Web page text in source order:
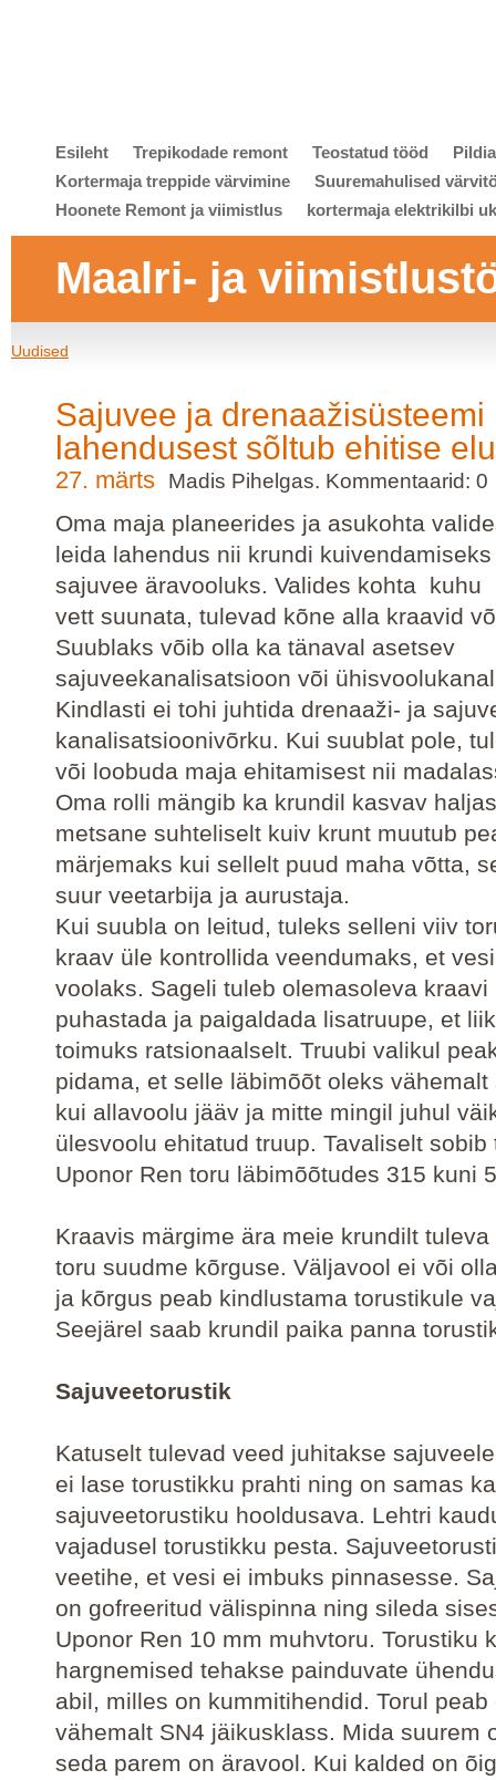
Esileht Trepikodade remont Teostatud tööd
Kortermaja treppide värvimine
Suuremahulised
Hoonete Remont ja viimistlus
kortermaja elektrikilbi
Maalri- ja
Uudised
Sajuvee ja drenaažisüsteemi
lahendusest sõltub ehitise
27. märts Madis Pihelgas. Kommentaarid: 0
Oma maja planeerides ja asukohta
leida lahendus nii krundi
sajuvee äravooluks. Valides kohta kuhu
vett suunata, tulevad kõne alla kraavid
Suublaks võib olla ka tänaval asetsev
sajuveekanalisatsioon või
Kindlasti ei tohi juhtida drenaaži- ja
kanalisatsioonivõrku. Kui suublat pole,
või loobuda maja ehitamisest nii
Oma rolli mängib ka krundil kasvav
metsane suhteliselt kuiv krunt muutub
märjemaks kui sellelt puud maha võtta,
suur veetarbija ja aurustaja.
Kui suubla on leitud, tuleks selleni viiv
kraav üle kontrollida veendumaks, et
voolaks. Sageli tuleb olemasoleva kraavi
puhastada ja paigaldada lisatruupe, et
toimuks ratsionaalselt. Truubi valikul
pidama, et selle läbimõõt oleks vähemalt
kui allavoolu jääv ja mitte mingil juhul
ülesvoolu ehitatud truup. Tavaliselt sobib
Uponor Ren toru läbimõõtudes 315 kuni
Kraavis märgime ära meie krundilt
toru suudme kõrguse. Väljavool ei või
ja kõrgus peab kindlustama torustikule
Seejärel saab krundil paika panna
Sajuveetorustik
Katuselt tulevad veed juhitakse
ei lase torustikku prahti ning on samas ka
sajuveetorustiku hooldusava. Lehtri
vajadusel torustikku pesta.
veetihe, et vesi ei imbuks pinnasesse.
on gofreeritud välispinna ning sileda
Uponor Ren 10 mm muhvtoru. Torustiku
hargnemised tehakse painduvate
abil, milles on kummitihendid. Torul peab
vähemalt SN4 jäikusklass. Mida suurem
seda parem on äravool. Kui kalded on